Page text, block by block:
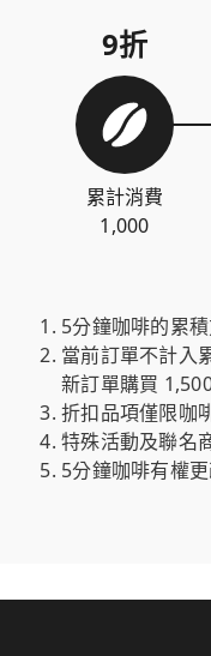
9折
累計消費
1,000
5分鐘咖啡的累
當前訂單不計入
新訂單購買
折扣品項僅限咖
特殊活動及聯名
5分鐘咖啡有權